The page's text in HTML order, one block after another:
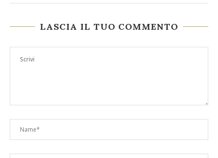
LASCIA IL TUO COMMENTO